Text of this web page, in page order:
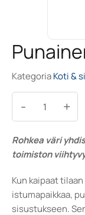
KategoriaKoti &
+
-
Rohkea väri
toimiston
Kun kaipaat
istumapaikkaa,
sisustukseen.